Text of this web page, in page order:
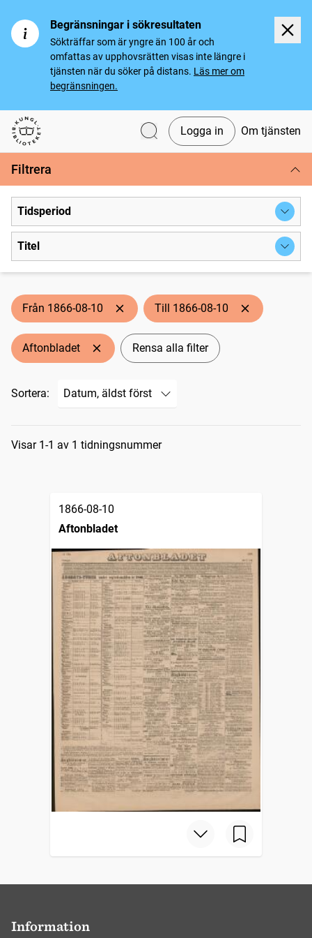
Begränsningar i sökresultaten
Sökträffar som är yngre än 100 år och
omfattas av upphovsrätten visas inte längre i
tjänsten när du söker på distans. Läs mer om
begränsningen.
Svenska tidningar
Logga in Om tjänsten
Filtrera
Tidsperiod
Titel
Från 1866-08-10 Till 1866-08-10
Aftonbladet Rensa alla filter
Sortera:
Sökresultat
Visar 1-1 av 1 tidningsnummer
1866-08-10
Aftonbladet
Information